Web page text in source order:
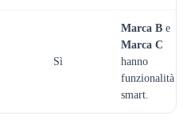
Sì
Marca B e
Marca C
hanno
funzionalità
smart.